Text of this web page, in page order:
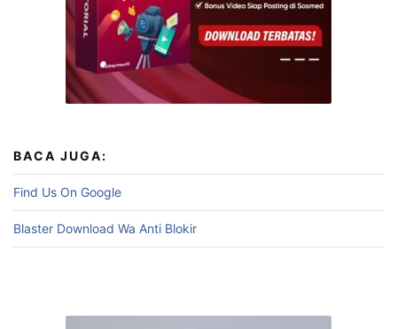
BACA JUGA:
Find Us On Google
Blaster Download Wa Anti Blokir